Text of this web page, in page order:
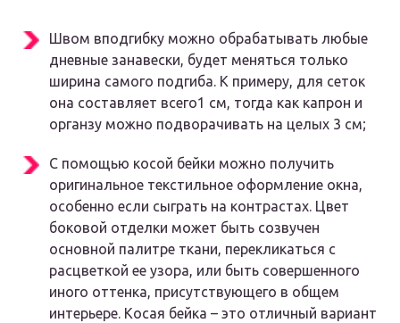
Швом вподгибку можно обрабатывать любые
дневные занавески, будет меняться только
ширина самого подгиба. К примеру, для сеток
она составляет всего1 см, тогда как капрон и
органзу можно подворачивать на целых 3 см;
С помощью косой бейки можно получить
оригинальное текстильное оформление окна,
особенно если сыграть на контрастах. Цвет
боковой отделки может быть созвучен
основной палитре ткани, перекликаться с
расцветкой ее узора, или быть совершенного
иного оттенка, присутствующего в общем
интерьере. Косая бейка – это отличный вариант